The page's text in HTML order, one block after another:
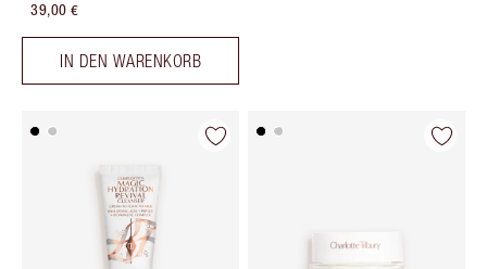
39,00 €
IN DEN WARENKORB